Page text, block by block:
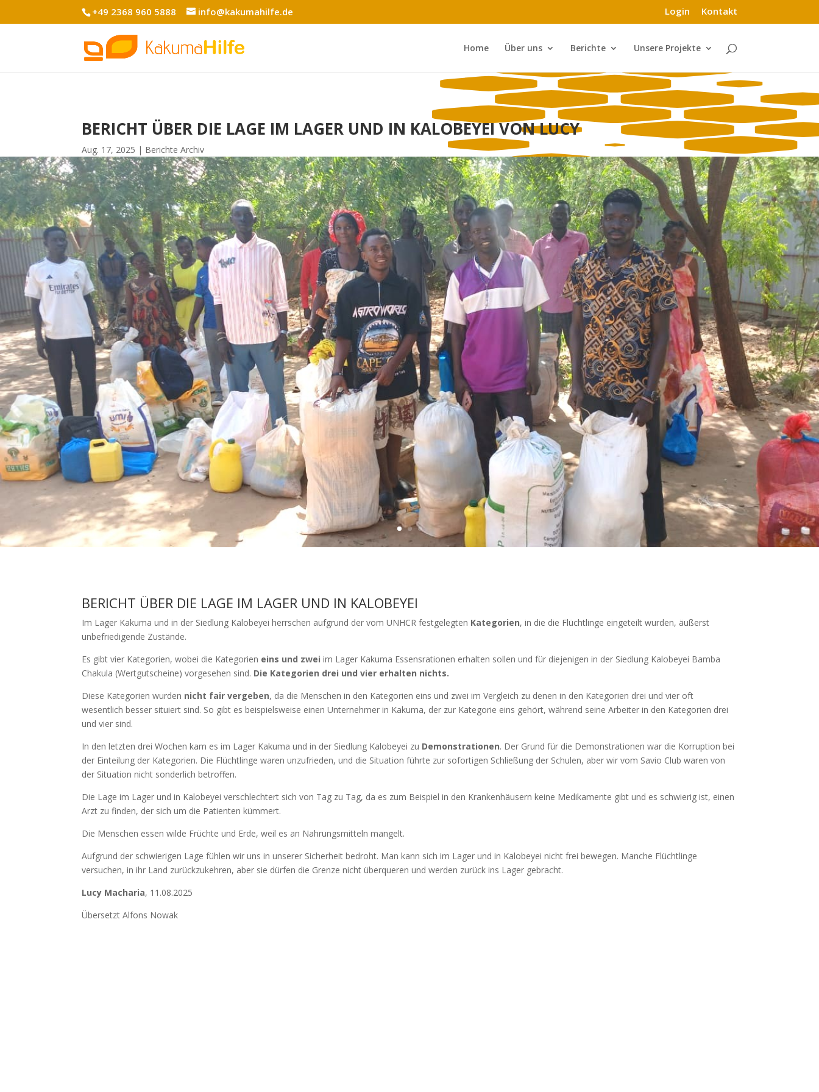
+49 2368 960 5888 info@kakumahilfe.de Login Kontakt
Home Über uns Berichte Unsere Projekte
BERICHT ÜBER DIE LAGE IM LAGER UND IN KALOBEYEI VON LUCY
Aug. 17, 2025 Berichte Archiv
BERICHT ÜBER DIE LAGE IM LAGER UND IN KALOBEYEI
Im Lager Kakuma und in der Siedlung Kalobeyei herrschen aufgrund der vom UNHCR festgelegten Kategorien, in die die Flüchtlinge eingeteilt wurden, äußerst
unbefriedigende Zustände.
Es gibt vier Kategorien, wobei die Kategorien eins und zwei im Lager Kakuma Essensrationen erhalten sollen und für diejenigen in der Siedlung Kalobeyei Bamba
Chakula (Wertgutscheine) vorgesehen sind. Die Kategorien drei und vier erhalten nichts.
Diese Kategorien wurden nicht fair vergeben, da die Menschen in den Kategorien eins und zwei im Vergleich zu denen in den Kategorien drei und vier oft
wesentlich besser situiert sind. So gibt es beispielsweise einen Unternehmer in Kakuma, der zur Kategorie eins gehört, während seine Arbeiter in den Kategorien drei
und vier sind.
In den letzten drei Wochen kam es im Lager Kakuma und in der Siedlung Kalobeyei zu Demonstrationen. Der Grund für die Demonstrationen war die Korruption bei
der Einteilung der Kategorien. Die Flüchtlinge waren unzufrieden, und die Situation führte zur sofortigen Schließung der Schulen, aber wir vom Savio Club waren von
der Situation nicht sonderlich betroffen.
Die Lage im Lager und in Kalobeyei verschlechtert sich von Tag zu Tag, da es zum Beispiel in den Krankenhäusern keine Medikamente gibt und es schwierig ist, einen
Arzt zu finden, der sich um die Patienten kümmert.
Die Menschen essen wilde Früchte und Erde, weil es an Nahrungsmitteln mangelt.
Aufgrund der schwierigen Lage fühlen wir uns in unserer Sicherheit bedroht. Man kann sich im Lager und in Kalobeyei nicht frei bewegen. Manche Flüchtlinge
versuchen, in ihr Land zurückzukehren, aber sie dürfen die Grenze nicht überqueren und werden zurück ins Lager gebracht.
Lucy Macharia, 11.08.2025
Übersetzt Alfons Nowak